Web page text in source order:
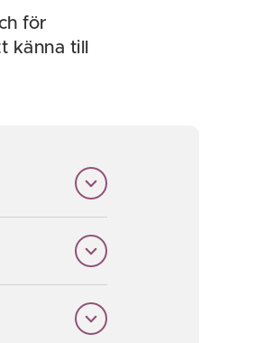
för
känna till